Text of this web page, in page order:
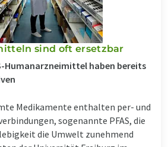
sind oft ersetzbar
Humanarzneimittel haben bereits
Medikamente enthalten per- und
sogenannte PFAS, die
die Umwelt zunehmend